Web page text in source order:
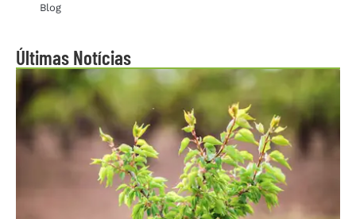
Blog
Últimas Notícias